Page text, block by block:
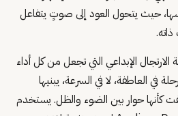
حيث يتحول العود إلى صوتٍ يتفاعل
الارتجال الإبداعي التي تجعل من كل أداء
في العاطفة، لا في السرعة، يبنيها
كأنها حوار بين الضوء والظل. يستخدم